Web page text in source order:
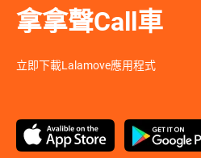
拿拿聲Call車
立即下載Lalamove應用程式